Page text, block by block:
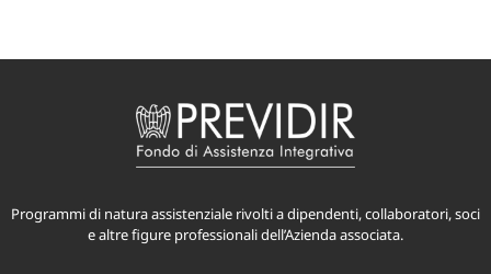
Programmi di natura assistenziale rivolti a dipendenti, collaboratori, soci
e altre figure professionali dell’Azienda associata.